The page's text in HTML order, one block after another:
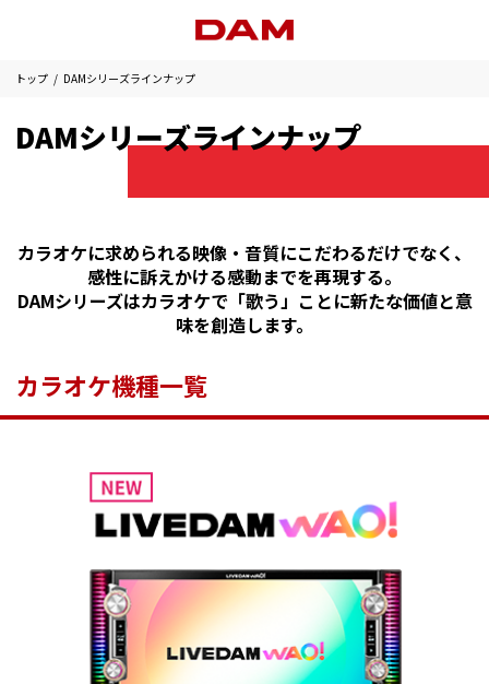
トップ DAMシリーズラインナップ
DAMシリーズラインナップ
カラオケに求められる映像・音質にこだわるだけでなく、
感性に訴えかける感動までを再現する。
DAMシリーズはカラオケで「歌う」ことに新たな価値と意
味を創造します。
カラオケ機種一覧